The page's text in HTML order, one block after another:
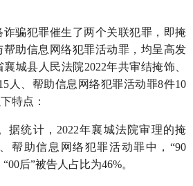
骗犯罪催生了两个关联犯罪，即掩
助信息网络犯罪活动罪，均呈高发
城县人民法院2022年共审结掩饰、
人、帮助信息网络犯罪活动罪8件10
特点：
统计，2022年襄城法院审理的掩
帮助信息网络犯罪活动罪中，“90
后”被告人占比为46%。